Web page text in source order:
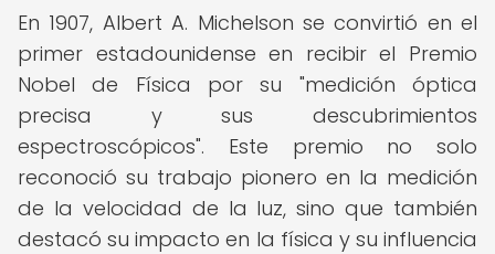
En 1907, Albert A. Michelson se convirtió en el
primer estadounidense en recibir el Premio
Nobel de Física por su "medición óptica
precisa y sus descubrimientos
espectroscópicos". Este premio no solo
reconoció su trabajo pionero en la medición
de la velocidad de la luz, sino que también
destacó su impacto en la física y su influencia